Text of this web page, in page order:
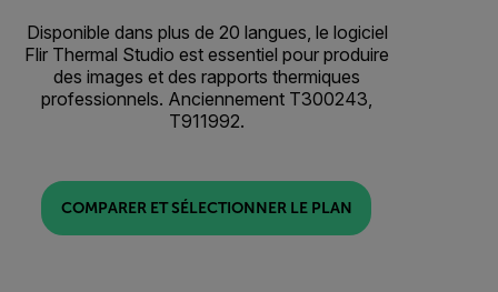
Disponible dans plus de 20 langues, le logiciel
Flir Thermal Studio est essentiel pour produire
des images et des rapports thermiques
professionnels. Anciennement T300243,
T911992.
COMPARER ET SÉLECTIONNER LE PLAN